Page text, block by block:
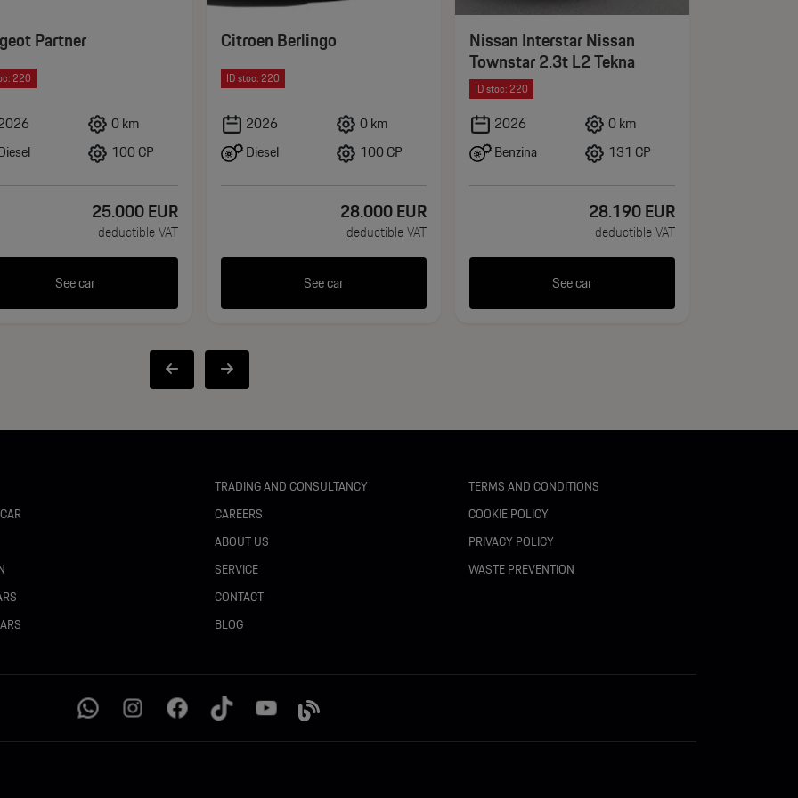
Partner
220
0 km
100 CP
25.000EUR
deductible VAT
See car
Citroen Berlingo
ID stoc: 220
2026
0 km
Diesel
100 CP
28.000EUR
deductible VAT
See car
Nissan Interstar Nissan
Townstar 2.3t L2 Tekna
ID stoc: 220
2026
0 km
Benzina
131 CP
28.190EUR
deductible VAT
See car
TRADING AND CONSULTANCY
CAREERS
ABOUT US
SERVICE
CONTACT
BLOG
TERMS AND CONDITIONS
COOKIE POLICY
PRIVACY POLICY
WASTE PREVENTION